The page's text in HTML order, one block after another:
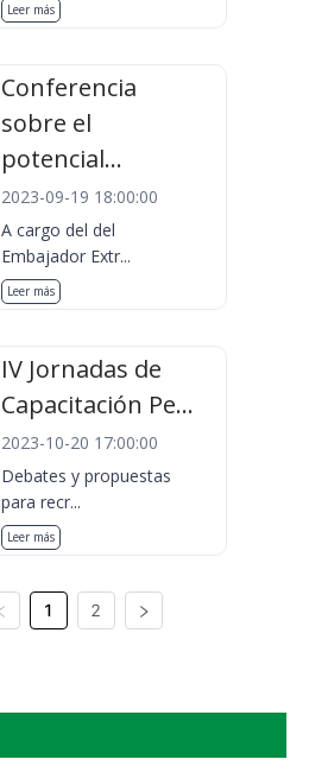
Leer más
Conferencia
sobre el
potencial...
2023-09-19 18:00:00
A cargo del del
Embajador Extr...
Leer más
IV Jornadas de
Capacitación Pe...
2023-10-20 17:00:00
Debates y propuestas
para recr...
Leer más
1 2